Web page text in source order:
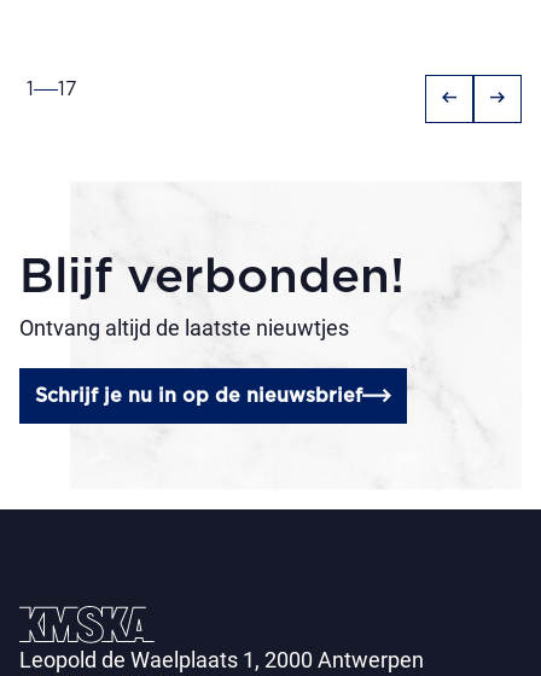
1 17 arrow_left_alt arrow_right_alt
Blijf verbonden!
Ontvang altijd de laatste nieuwtjes
Schrijf je nu in op de nieuwsbrief
Leopold de Waelplaats 1, 2000 Antwerpen